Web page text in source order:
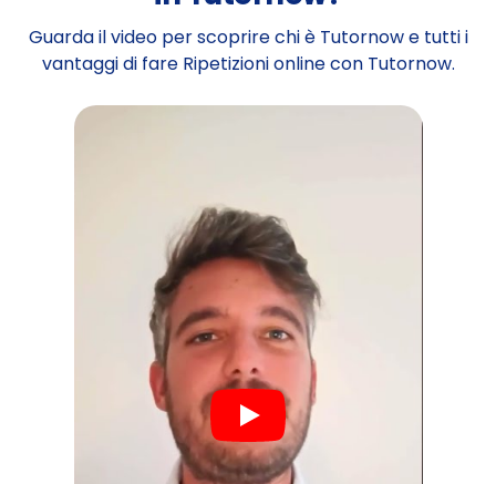
Guarda il video per scoprire chi è Tutornow e tutti i
vantaggi di fare Ripetizioni online con Tutornow.